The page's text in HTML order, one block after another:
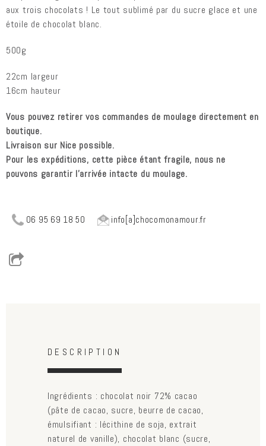
aux trois chocolats ! Le tout sublimé par du sucre glace et une
étoile de chocolat blanc.
500g
22cm largeur
16cm hauteur
Vous pouvez retirer vos commandes de moulage directement en
boutique.
Livraison sur Nice possible.
Pour les expéditions, cette pièce étant fragile, nous ne
pouvons garantir l'arrivée intacte du moulage.
06 95 69 18 50 info[a]chocomonamour.fr
Horizontal Tabs
DESCRIPTION
Ingrédients : chocolat noir 72% cacao
(pâte de cacao, sucre, beurre de cacao,
émulsifiant : lécithine de soja, extrait
naturel de vanille), chocolat blanc (sucre,